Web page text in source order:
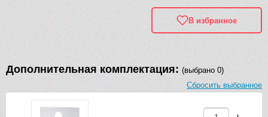
В избранное
Дополнительная комплектация: (выбрано 0)
Сбросить выбранное